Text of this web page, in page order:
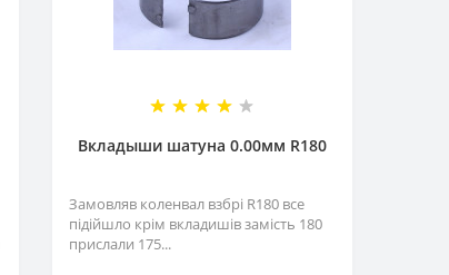
Вкладыши шатуна 0.00мм R180
Замовляв коленвал взбрі R180 все
підійшло крім вкладишів замість 180
прислали 175...